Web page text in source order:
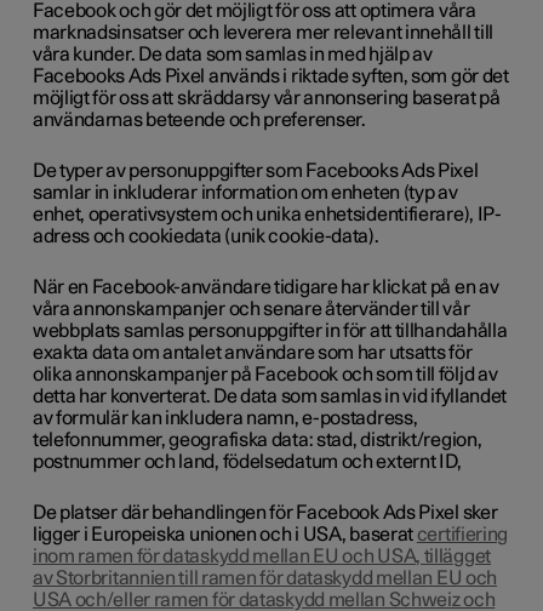
Facebook och gör det möjligt för oss att optimera våra
marknadsinsatser och leverera mer relevant innehåll till
våra kunder. De data som samlas in med hjälp av
Facebooks Ads Pixel används i riktade syften, som gör det
möjligt för oss att skräddarsy vår annonsering baserat på
användarnas beteende och preferenser.
De typer av personuppgifter som Facebooks Ads Pixel
samlar in inkluderar information om enheten (typ av
enhet, operativsystem och unika enhetsidentifierare), IP-
adress och cookiedata (unik cookie-data).
När en Facebook-användare tidigare har klickat på en av
våra annonskampanjer och senare återvänder till vår
webbplats samlas personuppgifter in för att tillhandahålla
exakta data om antalet användare som har utsatts för
olika annonskampanjer på Facebook och som till följd av
detta har konverterat. De data som samlas in vid ifyllandet
av formulär kan inkludera namn, e-postadress,
telefonnummer, geografiska data: stad, distrikt/region,
postnummer och land, födelsedatum och externt ID,
De platser där behandlingen för Facebook Ads Pixel sker
ligger i Europeiska unionen och i USA, baseratcertifiering
inom ramen för dataskydd mellan EU och USA, tillägget
av Storbritannien till ramen för dataskydd mellan EU och
USA och/eller ramen för dataskydd mellan Schweiz och